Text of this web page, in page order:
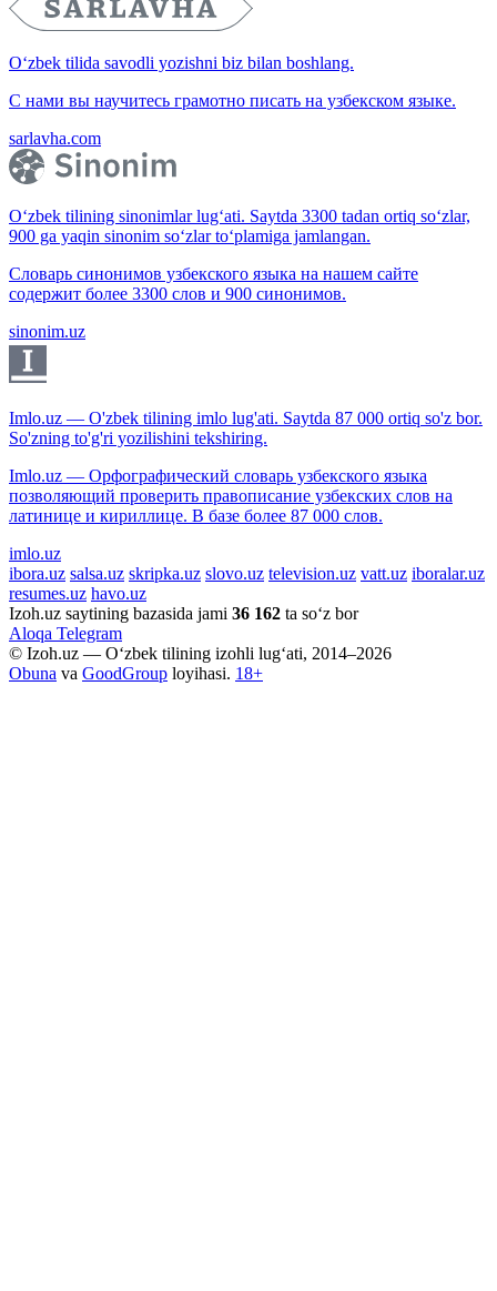
O‘zbek tilida savodli yozishni biz bilan boshlang.
С нами вы научитесь грамотно писать на узбекском языке.
sarlavha.com
O‘zbek tilining sinonimlar lug‘ati. Saytda 3300 tadan ortiq so‘zlar,
900 ga yaqin sinonim so‘zlar to‘plamiga jamlangan.
Словарь синонимов узбекского языка на нашем сайте
содержит более 3300 слов и 900 синонимов.
sinonim.uz
Imlo.uz — O'zbek tilining imlo lug'ati. Saytda 87 000 ortiq so'z bor.
So'zning to'g'ri yozilishini tekshiring.
Imlo.uz — Орфографический словарь узбекского языка
позволяющий проверить правописание узбекских слов на
латинице и кириллице. В базе более 87 000 слов.
imlo.uz
ibora.uz salsa.uz skripka.uz slovo.uz television.uz vatt.uz iboralar.uz
resumes.uz havo.uz
Izoh.uz saytining bazasida jami 36 162 ta so‘z bor
Aloqa Telegram
© Izoh.uz — O‘zbek tilining izohli lug‘ati, 2014–2026
Obuna va GoodGroup loyihasi. 18+